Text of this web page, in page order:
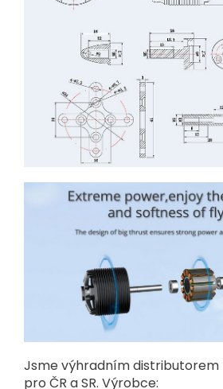
Jsme výhradním
pro ČR a SR. Výrobce: